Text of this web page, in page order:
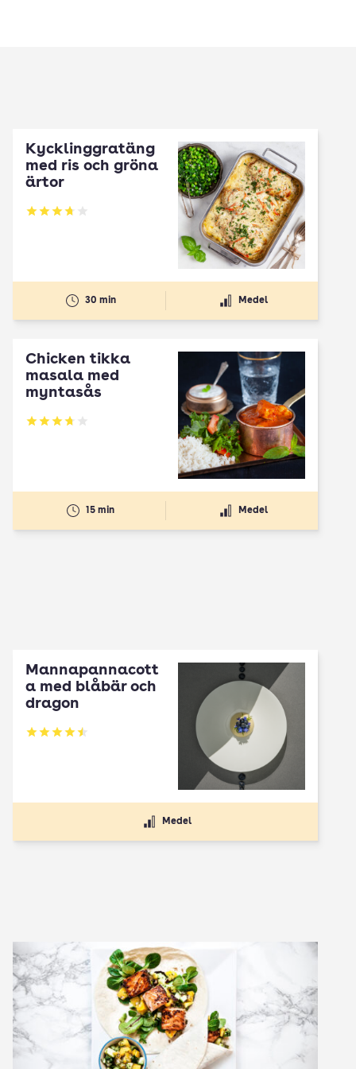
Kycklinggratäng
med ris och gröna
ärtor
Betyg: 3.75 av 5
30 min Medel
Chicken tikka
masala med
myntasås
Betyg: 3.74 av 5
15 min Medel
Mannapannacott
a med blåbär och
dragon
Betyg: 4.5 av 5
Medel